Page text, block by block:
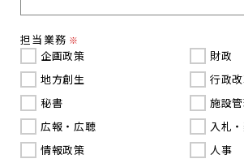
担当業務 ※
企画政策
地方創生
秘書
広報・広聴
情報政策
財政
行政
施設
入札
人事